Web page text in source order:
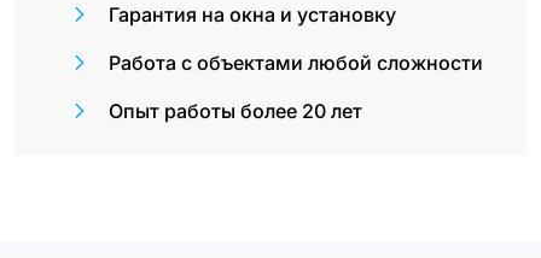
Гарантия на окна и установку
Работа с объектами любой сложности
Опыт работы более 20 лет